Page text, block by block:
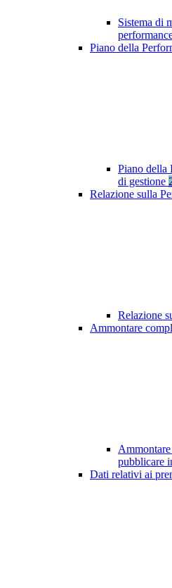
Sistema di
Piano della
Piano della
di gestione
Relazione sulla
Relazione
Ammontare
pubblicare
Dati relativi ai